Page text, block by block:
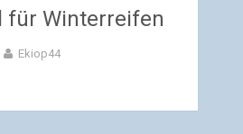
für Winterreifen
Ekiop44